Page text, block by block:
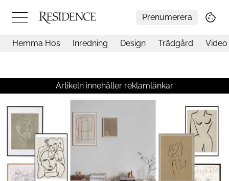
Prenumerera
Konst
Video
Inredning
Livsstil
Resor
Mat & Dryck
Influencers
Hemma Hos Inredning Design Trädgård Video
Artikeln innehåller reklamlänkar